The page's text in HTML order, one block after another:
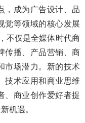
，成为广告设计、品
觉等领域的核心发展
不仅是全媒体时代商
传播、产品营销、商
市场潜力。新的技术
技术应用和商业思维
、商业创作爱好者提
机遇。